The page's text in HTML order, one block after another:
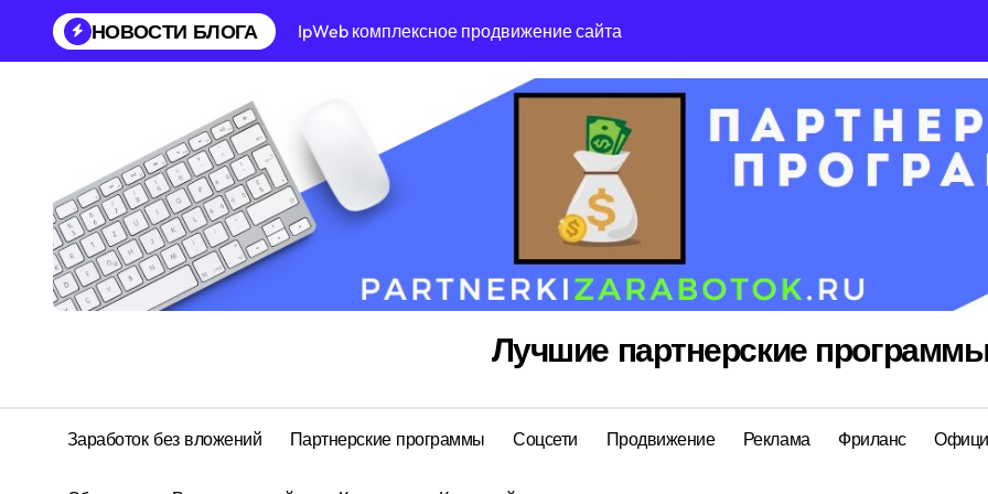
Перейти
содержанию
НОВОСТИ БЛОГА IpWeb комплексное продвижение сайта Reg Ru топ
Лучшие партнерские
Заработок без вложений Партнерские программы Соцсети Продвижение Реклама Фриланс